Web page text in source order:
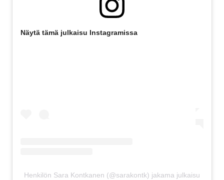
Näytä tämä julkaisu Instagramissa
Henkilön Sara Kontkanen (@sarakontk) jakama julkaisu